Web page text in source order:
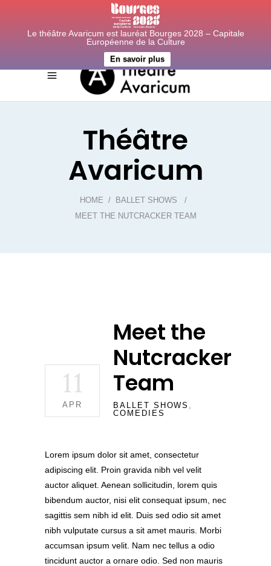
Le théâtre Avaricum est lauréat Bourges 2028 – Capitale
Européenne de la Culture
En savoir plus
Théâtre
Avaricum
HOME / BALLET SHOWS
/
MEET THE NUTCRACKER TEAM
11
APR
Meet the
Nutcracker
Team
BALLET SHOWS ,
COMEDIES
Lorem ipsum dolor sit amet, consectetur
adipiscing elit. Proin gravida nibh vel velit
auctor aliquet. Aenean sollicitudin, lorem quis
bibendum auctor, nisi elit consequat ipsum, nec
sagittis sem nibh id elit. Duis sed odio sit amet
nibh vulputate cursus a sit amet mauris. Morbi
accumsan ipsum velit. Nam nec tellus a odio
tincidunt auctor a ornare odio. Sed non mauris